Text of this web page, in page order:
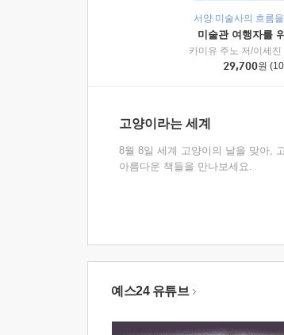
서양 미술사의 흐름
미술관 여행자를
카미유 주노 저/이세진
29,700원
고양이라는 세계
8월 8일 세계 고양이의 날을 맞아,
아름다운 책들을 만나보세요.
예스24 유튜브